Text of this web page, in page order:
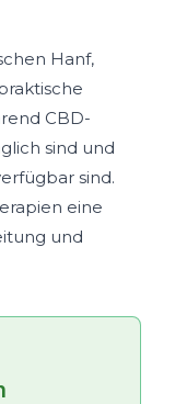
Hanf,
CBD-
sind und
sind.
eine
und